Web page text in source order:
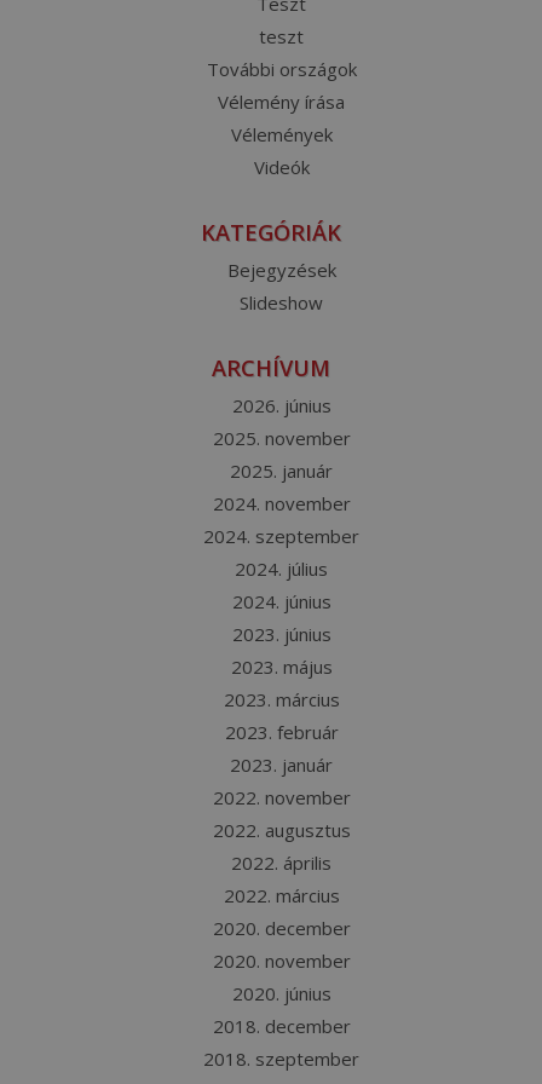
teszt
További országok
Vélemény írása
Vélemények
Videók
KATEGÓRIÁK
Bejegyzések
Slideshow
ARCHÍVUM
2026. június
2025. november
2025. január
2024. november
2024. szeptember
2024. július
2024. június
2023. június
2023. május
2023. március
2023. február
2023. január
2022. november
2022. augusztus
2022. április
2022. március
2020. december
2020. november
2020. június
2018. december
2018. szeptember